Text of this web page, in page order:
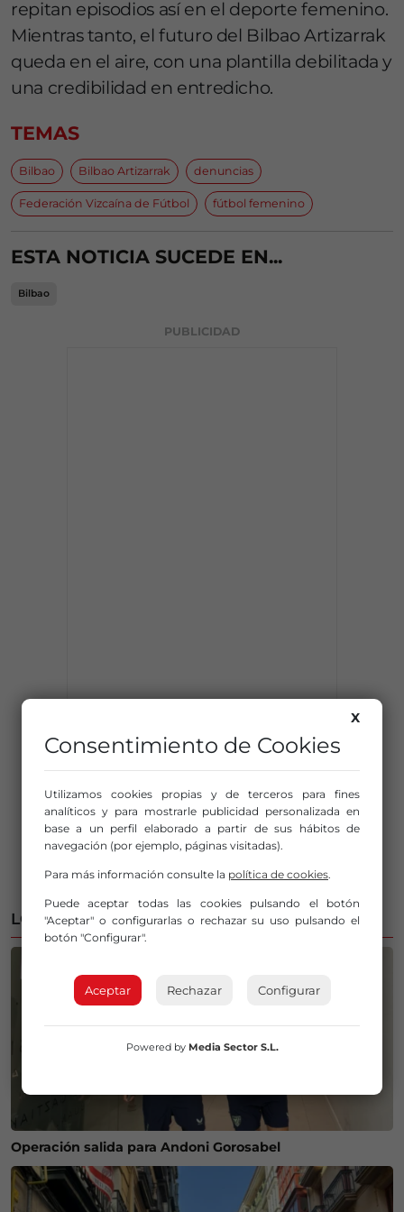
repitan episodios así en el deporte femenino.
Mientras tanto, el futuro del Bilbao Artizarrak
queda en el aire, con una plantilla debilitada y
una credibilidad en entredicho.
TEMAS
Bilbao Bilbao Artizarrak denuncias
Federación Vizcaína de Fútbol fútbol femenino
ESTA NOTICIA SUCEDE EN...
Bilbao
PUBLICIDAD
LO MÁS LEÍDO
Operación salida para Andoni Gorosabel
X
Consentimiento de Cookies
Utilizamos cookies propias y de terceros para fines
analíticos y para mostrarle publicidad personalizada en
base a un perfil elaborado a partir de sus hábitos de
navegación (por ejemplo, páginas visitadas).
Para más información consulte la política de cookies.
Puede aceptar todas las cookies pulsando el botón
"Aceptar" o configurarlas o rechazar su uso pulsando el
botón "Configurar".
Aceptar Rechazar Configurar
Powered by Media Sector S.L.